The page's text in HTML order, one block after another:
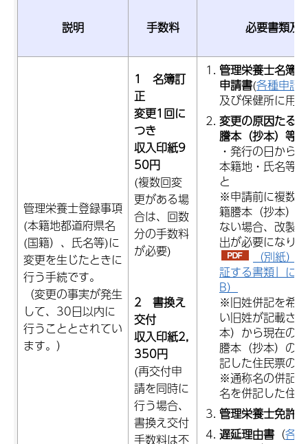
説明 手数料 必要書類及
管理栄養士登録事項
(本籍地都道府県名
(国籍）、氏名等)に
変更を生じたときに
行う手続です。
（変更の事実が発生
して、30日以内に
行うこととされてい
ます。）
1 名簿訂
正
変更1回に
つき
収入印紙9
50円
(複数回変
更がある場
合は、回数
分の手数料
が必要)
2 書換え
交付
収入印紙2,
350円
(再交付申
請を同時に
行う場合、
書換え交付
手数料は不
管理栄養士名簿
申請書(各種申請
及び保健所に用
変更の原因たる
謄本（抄本）等)
・発行の日から
本籍地・氏名等
と
※申請前に複数
籍謄本（抄本）
ない場合、改製
出が必要になり
（別紙）
証する書類」に
B）
※旧姓併記を希
い旧姓が記載さ
本）から現在の
謄本（抄本）の
記した住民票の
※通称名の併記
名を併記した住
管理栄養士免許証
遅延理由書 （各